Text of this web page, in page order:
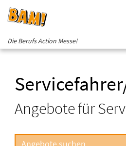
Die Berufs Action Messe!
Angebote für